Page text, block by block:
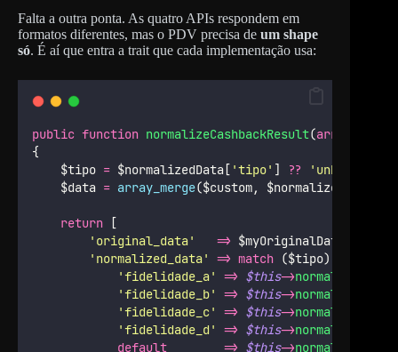
Falta a outra ponta. As quatro APIs respondem em
formatos diferentes, mas o PDV precisa de um shape
só. É aí que entra a trait que cada implementação usa:
public function normalizeCashbackResult(array
{
    $tipo
= $normalizedData[ 'tipo' ] ?? ' unknown
    $data
= array_merge($custom, $normalizedData,
return [
' original_data' => $myOriginalData,
' normalized_data' => match ($tipo) {
'fidelidade_a' => $this->
'fidelidade_b' => $this->
'fidelidade_c' => $this->
'fidelidade_d ' => $this->
default
=> $this->